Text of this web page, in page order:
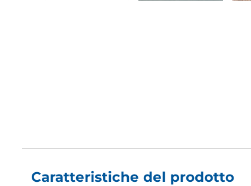
Caratteristiche del prodotto